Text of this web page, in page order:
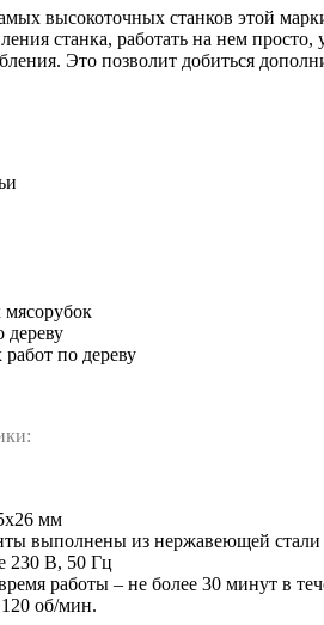
высокоточных станков этой
станка, работать на нем
Это позволит добиться
дереву
по дереву
мм
выполнены из нержавеющей стали
230 В, 50 Гц
работы – не более 30 минут в
об/мин.